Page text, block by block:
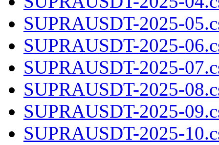
SUPRAUSDT-2025-
SUPRAUSDT-2025-
SUPRAUSDT-2025-
SUPRAUSDT-2025-
SUPRAUSDT-2025-
SUPRAUSDT-2025-